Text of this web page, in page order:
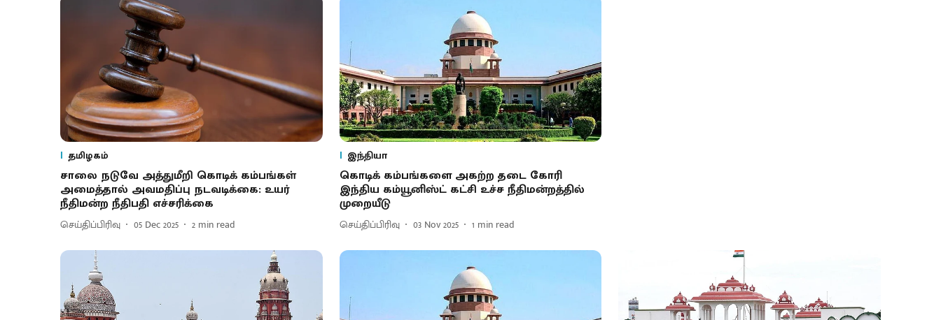
தமிழகம்
சாலை நடுவே அத்துமீறி கொடிக் கம்பங்கள்
அமைத்தால் அவமதிப்பு நடவடிக்கை: உயர்
நீதிமன்ற நீதிபதி எச்சரிக்கை
செய்திப்பிரிவு 05 Dec 2025 2 min read
இந்தியா
கொடிக் கம்பங்களை அகற்ற தடை கோரி
இந்திய கம்யூனிஸ்ட் கட்சி உச்ச நீதிமன்றத்தில்
முறையீடு
செய்திப்பிரிவு 03 Nov 2025 1 min read